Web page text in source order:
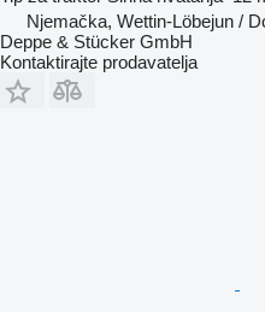
Njemačka, Wettin-Löbejun /
Deppe & Stücker GmbH
Kontaktirajte prodavatelja